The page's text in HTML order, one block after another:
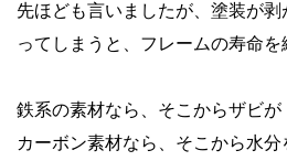
先ほども言いましたが、塗装が
ってしまうと、フレームの寿命を
鉄系の素材なら、そこからザビが
カーボン素材なら、そこから水